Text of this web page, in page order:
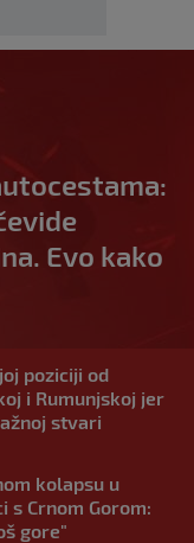
Evo kako
poziciji od
i Rumunjskoj jer
stvari
kolapsu u
s Crnom Gorom:
gore"